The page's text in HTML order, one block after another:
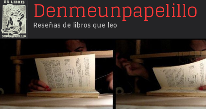
Saltar
al
contenido
Denmeunpapelillo
Reseñas de libros que leo